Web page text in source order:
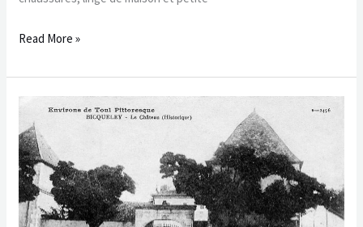
Read More »
Un
village
lorrain